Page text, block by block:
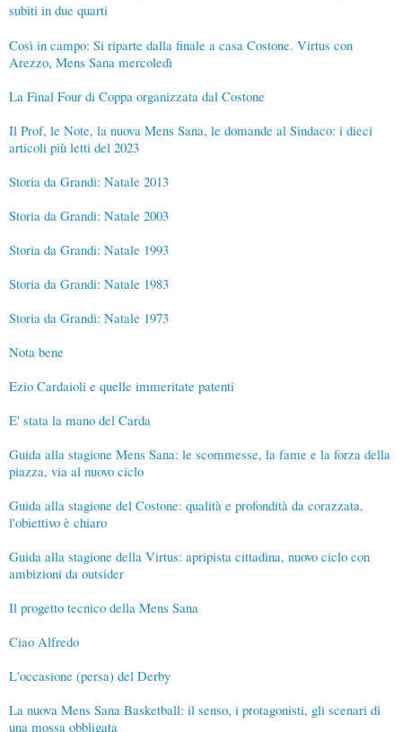
subiti in due quarti
Così in campo: Si riparte dalla finale a casa Costone. Virtus con
Arezzo, Mens Sana mercoledì
La Final Four di Coppa organizzata dal Costone
Il Prof, le Note, la nuova Mens Sana, le domande al Sindaco: i dieci
articoli più letti del 2023
Storia da Grandi: Natale 2013
Storia da Grandi: Natale 2003
Storia da Grandi: Natale 1993
Storia da Grandi: Natale 1983
Storia da Grandi: Natale 1973
Nota bene
Ezio Cardaioli e quelle immeritate patenti
E' stata la mano del Carda
Guida alla stagione Mens Sana: le scommesse, la fame e la forza della
piazza, via al nuovo ciclo
Guida alla stagione del Costone: qualità e profondità da corazzata,
l'obiettivo è chiaro
Guida alla stagione della Virtus: apripista cittadina, nuovo ciclo con
ambizioni da outsider
Il progetto tecnico della Mens Sana
Ciao Alfredo
L'occasione (persa) del Derby
La nuova Mens Sana Basketball: il senso, i protagonisti, gli scenari di
una mossa obbligata